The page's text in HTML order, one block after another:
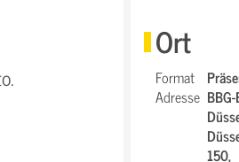
Ort
Format
Adresse
150,